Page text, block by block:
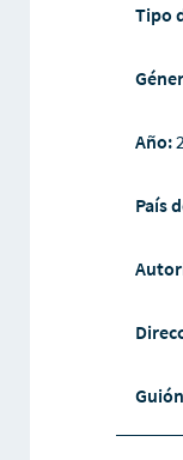
Tipo
Año:
País